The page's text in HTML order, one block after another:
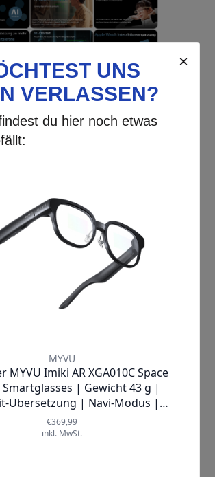
verstehen, erleben! –
Sie die Welt mit neuem
ist das zentrale Gerät
wir oft den Blick für das, was
Sie das?
laufen durch die Stadt,
auf ihre Displays, während eine
die Einkaufstasche oder